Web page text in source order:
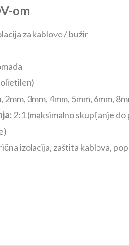
om
za kablove / bužir
2mm, 3mm, 4mm, 5mm, 6mm,
2:1 (maksimalno skupljanje do
izolacija, zaštita kablova,